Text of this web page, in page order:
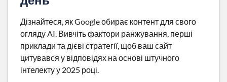
Дізнайтеся, як Google обирає контент для свого
огляду AI. Вивчіть фактори ранжування, перші
приклади та дієві стратегії, щоб ваш сайт
цитувався у відповідях на основі штучного
інтелекту у 2025 році.